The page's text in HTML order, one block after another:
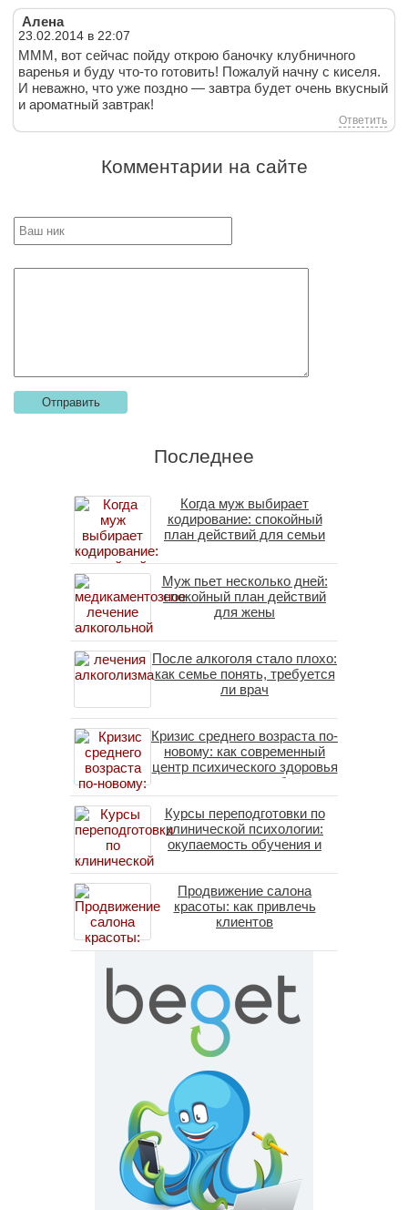
Алена
23.02.2014 в 22:07
МММ, вот сейчас пойду открою баночку клубничного
варенья и буду что-то готовить! Пожалуй начну с киселя.
И неважно, что уже поздно — завтра будет очень вкусный
и ароматный завтрак!
Ответить
Комментарии на сайте
Последнее
Когда муж выбирает
кодирование: спокойный
план действий для семьи
Муж пьет несколько дней:
спокойный план действий
для жены
После алкоголя стало плохо:
как семье понять, требуется
ли врач
Кризис среднего возраста по-
новому: как современный
центр психического здоровья
помогает пересобрать
личность без таблеток
(методы ДПДГ и КПТ)
Курсы переподготовки по
клинической психологии:
окупаемость обучения и
специалистов в 2026 году
Продвижение салона
красоты: как привлечь
клиентов